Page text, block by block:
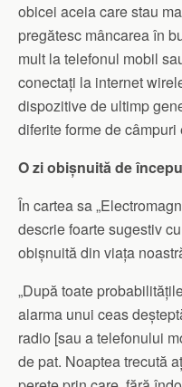
obicei aceia care stau
pregătesc mâncarea în
mult la telefonul mobil
conectați la internet
dispozitive de ultimp
diferite forme de
O zi obișnuită de
În cartea sa
descrie foarte sugestiv
obișnuită din viața
„După toate
alarma unui ceas
radio [sau a telefonului
de pat. Noaptea trecută